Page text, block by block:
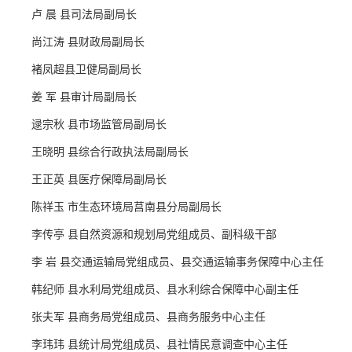
卢 晨 县司法局副局长
尚江涛 县财政局副局长
褚凤超县卫健局副局长
姜 军 县审计局副局长
逯宗秋 县市场监管局副局长
王晓明 县综合行政执法局副局长
王正英 县医疗保障局副局长
陈祥玉 市生态环境局莒南县分局副局长
李传亭 县自然资源和规划局党组成员、副科级干部
李 岩 县交通运输局党组成员、县交通运输事务保障中心主任
韩纪师 县水利局党组成员、县水利综合保障中心副主任
张夫军 县商务局党组成员、县商务服务中心主任
李玮玮 县统计局党组成员、县社情民意调查中心主任